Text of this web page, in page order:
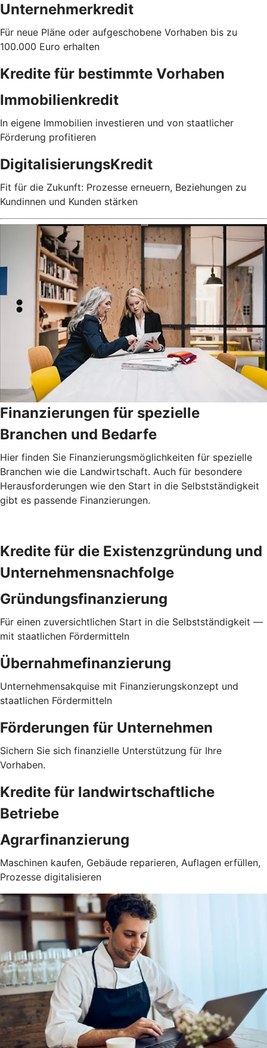
Unternehmerkredit
Für neue Pläne oder aufgeschobene Vorhaben bis zu
100.000 Euro erhalten
Kredite für bestimmte Vorhaben
Immobilienkredit
In eigene Immobilien investieren und von staatlicher
Förderung profitieren
DigitalisierungsKredit
Fit für die Zukunft: Prozesse erneuern, Beziehungen zu
Kundinnen und Kunden stärken
Finanzierungen für spezielle
Branchen und Bedarfe
Hier finden Sie Finanzierungsmöglichkeiten für spezielle
Branchen wie die Landwirtschaft. Auch für besondere
Herausforderungen wie den Start in die Selbstständigkeit
gibt es passende Finanzierungen.
Kredite für die Existenzgründung und
Unternehmensnachfolge
Gründungsfinanzierung
Für einen zuversichtlichen Start in die Selbstständigkeit —
mit staatlichen Fördermitteln
Übernahmefinanzierung
Unternehmensakquise mit Finanzierungskonzept und
staatlichen Fördermitteln
Förderungen für Unternehmen
Sichern Sie sich finanzielle Unterstützung für Ihre
Vorhaben.
Kredite für landwirtschaftliche
Betriebe
Agrarfinanzierung
Maschinen kaufen, Gebäude reparieren, Auflagen erfüllen,
Prozesse digitalisieren